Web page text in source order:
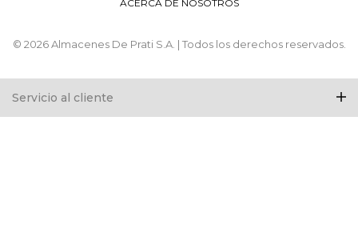
Servicio al cliente
ACERCA DE NOSOTROS
© 2026 Almacenes De Prati S.A. | Todos los derechos reservados.